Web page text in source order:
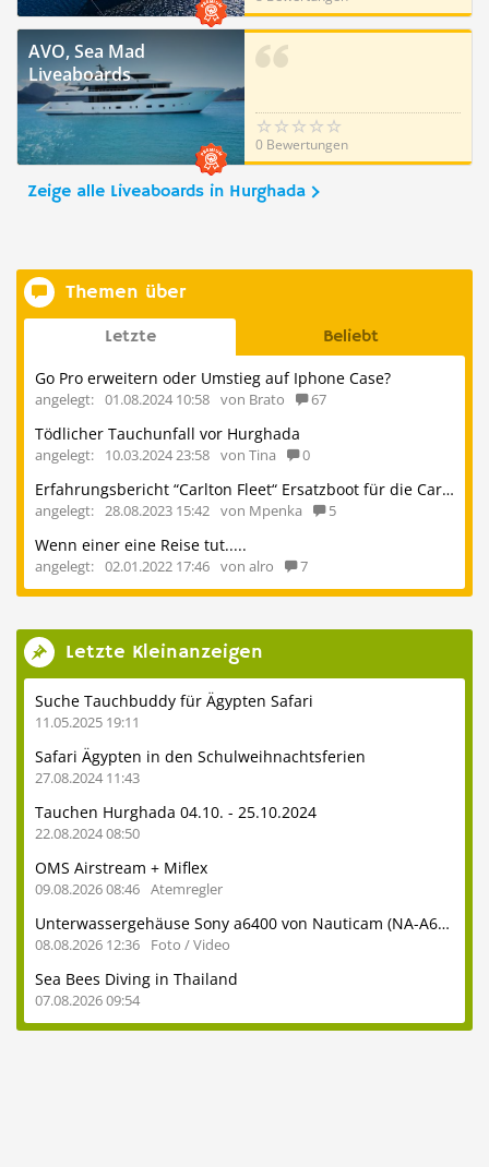
AVO, Sea Mad
Liveaboards
0 Bewertungen
Zeige alle Liveaboards in Hurghada
Themen über
Letzte Beliebt
Go Pro erweitern oder Umstieg auf Iphone Case?
angelegt: 01.08.2024 10:58 von Brato 67
Tödlicher Tauchunfall vor Hurghada
angelegt: 10.03.2024 23:58 von Tina 0
Erfahrungsbericht “Carlton Fleet“ Ersatzboot für die Carlton Queen
angelegt: 28.08.2023 15:42 von Mpenka 5
Wenn einer eine Reise tut.....
angelegt: 02.01.2022 17:46 von alro 7
Letzte Kleinanzeigen
Suche Tauchbuddy für Ägypten Safari
11.05.2025 19:11
Safari Ägypten in den Schulweihnachtsferien
27.08.2024 11:43
Tauchen Hurghada 04.10. - 25.10.2024
22.08.2024 08:50
OMS Airstream + Miflex
09.08.2026 08:46 Atemregler
Unterwassergehäuse Sony a6400 von Nauticam (NA-A6400) inkl. Glasdome usw.
08.08.2026 12:36 Foto / Video
Sea Bees Diving in Thailand
07.08.2026 09:54